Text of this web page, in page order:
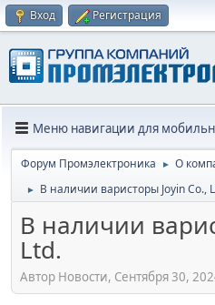
Вход Регистрация
Меню навигации для
Форум Промэлектроника ► О
► В наличии варисторы Joyin Co.,
В наличии
Ltd.
Автор Новости, Сентября 30,